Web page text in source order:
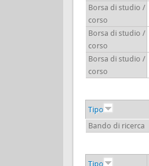
Borsa di studio /
corso
Borsa di studio /
corso
Borsa di studio /
corso
Tipo
Bando di ricerca
Tipo